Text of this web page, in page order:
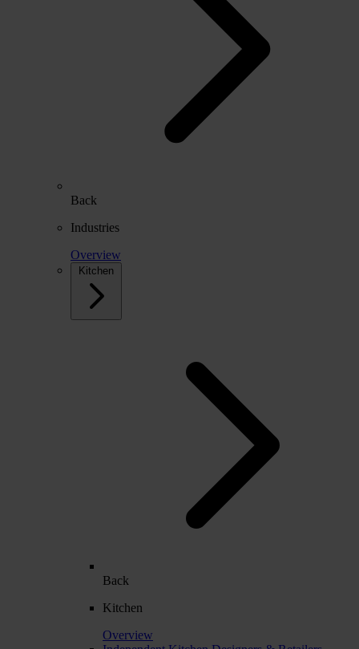
Back
Industries
Overview
Kitchen
Back
Kitchen
Overview